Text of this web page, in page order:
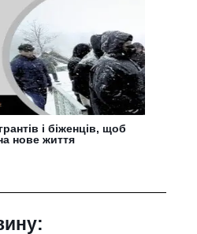
і біженців, щоб
нове життя